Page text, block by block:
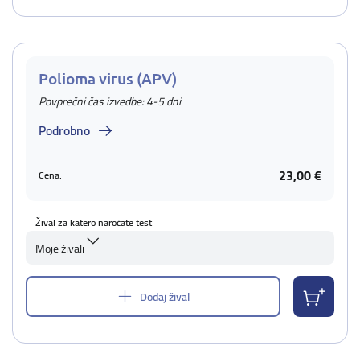
Polioma virus (APV)
Povprečni čas izvedbe: 4-5 dni
Podrobno
Cena: 23,00 €
Žival za katero naročate test
Moje živali
Dodaj žival